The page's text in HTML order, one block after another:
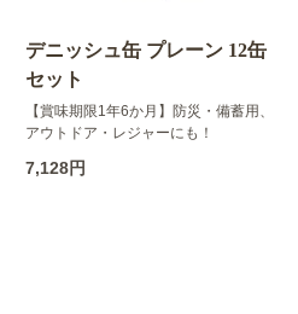
デニッシュ缶 プレーン 12缶
セット
【賞味期限1年6か月】防災・備蓄用、
アウトドア・レジャーにも！
7,128円